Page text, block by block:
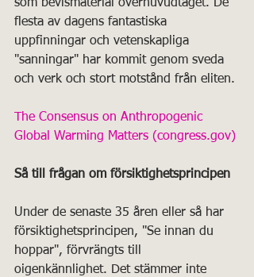
som bevismaterial överhuvudtaget. De
flesta av dagens fantastiska
uppfinningar och vetenskapliga
"sanningar" har kommit genom sveda
och verk och stort motstånd från eliten.
The Consensus on Anthropogenic
Global Warming Matters (congress.gov)
Så till frågan om försiktighetsprincipen
Under de senaste 35 åren eller så har
försiktighetsprincipen, "Se innan du
hoppar", förvrängts till
oigenkännlighet. Det stämmer inte